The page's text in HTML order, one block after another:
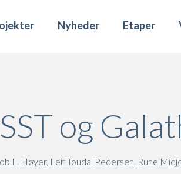
Nyheder Etaper
og
L. Høyer, Leif Toudal Pedersen, Rune